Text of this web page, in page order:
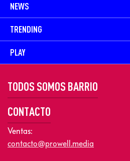
NEWS
TRENDING
PLAY
TODOS SOMOS BARRIO
CONTACTO
Ventas:
contacto@prowell.media